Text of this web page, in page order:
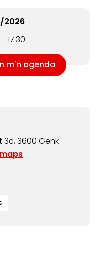
2026
17:30
m'n agenda
3600 Genk